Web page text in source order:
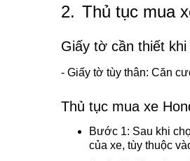
2. Thủ tục mua
Giấy tờ cần thiết
- Giấy tờ tùy thân: Căn
Thủ tục mua xe
Bước 1: Sau khi
của xe, tùy thuộc